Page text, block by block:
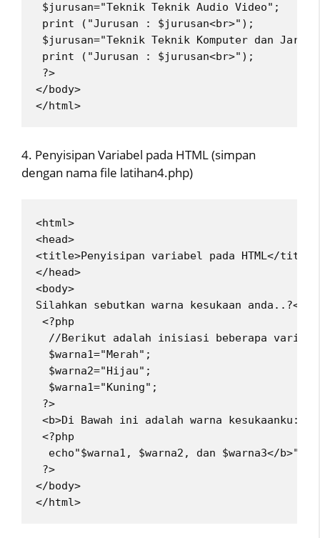
$jurusan="Teknik Teknik Audio Video";
print ("Jurusan : $jurusan<br>");
$jurusan="Teknik Teknik Komputer dan
print ("Jurusan : $jurusan<br>");
?>
</body>
</html>
4. Penyisipan Variabel pada HTML (simpan
dengan nama file latihan4.php)
<html>
<head>
<title>Penyisipan variabel pada HTML</title>
</head>
<body>
Silahkan sebutkan warna kesukaan anda..?<br>
<?php
//Berikut adalah inisiasi beberapa
  $warna1="Merah";
  $warna2="Hijau";
  $warna1="Kuning";
?>
<b>Di Bawah ini adalah warna
<?php
  echo"$warna1, $warna2, dan $warna3</b>";
?>
</body>
</html>